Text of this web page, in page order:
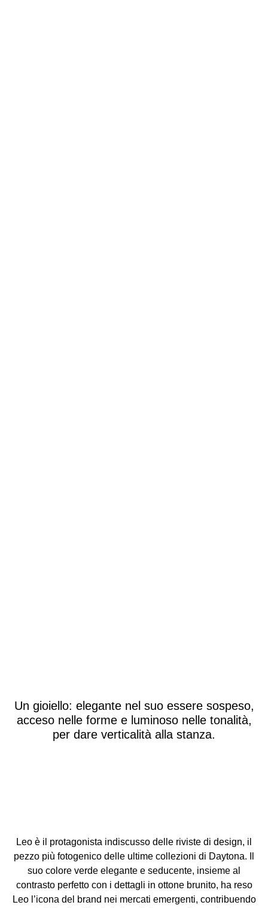
Un gioiello: elegante nel suo essere sospeso,
acceso nelle forme e luminoso nelle tonalità,
per dare verticalità alla stanza.
Leo è il protagonista indiscusso delle riviste di design, il
pezzo più fotogenico delle ultime collezioni di Daytona. Il
suo colore verde elegante e seducente, insieme al
contrasto perfetto con i dettagli in ottone brunito, ha reso
Leo l’icona del brand nei mercati emergenti, contribuendo